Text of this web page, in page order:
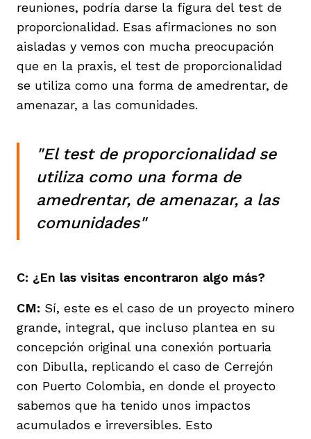
reuniones, podría darse la figura del test de
proporcionalidad. Esas afirmaciones no son
aisladas y vemos con mucha preocupación
que en la praxis, el test de proporcionalidad
se utiliza como una forma de amedrentar, de
amenazar, a las comunidades.
"El test de proporcionalidad se
utiliza como una forma de
amedrentar, de amenazar, a las
comunidades"
C: ¿En las visitas encontraron algo más?
CM: Sí, este es el caso de un proyecto minero
grande, integral, que incluso plantea en su
concepción original una conexión portuaria
con Dibulla, replicando el caso de Cerrejón
con Puerto Colombia, en donde el proyecto
sabemos que ha tenido unos impactos
acumulados e irreversibles. Esto